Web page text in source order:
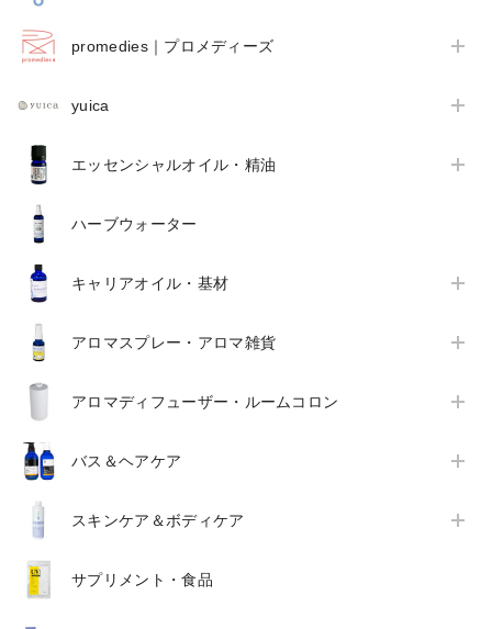
promedies｜プロメディーズ
yuica
エッセンシャルオイル・精油
ハーブウォーター
キャリアオイル・基材
アロマスプレー・アロマ雑貨
アロマディフューザー・ルームコロン
バス＆ヘアケア
スキンケア＆ボディケア
サプリメント・食品